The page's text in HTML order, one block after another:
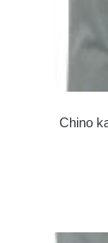
Chino